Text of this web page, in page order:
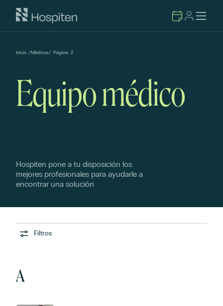
Inicio /Médicos/ Página: 2
Equipo médico
Hospiten pone a tu disposición los
mejores profesionales para ayudarle a
encontrar una solución
Filtros
A